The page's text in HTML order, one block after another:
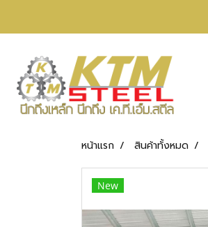
หน้าแรก สินค้าทั้งหมด
New